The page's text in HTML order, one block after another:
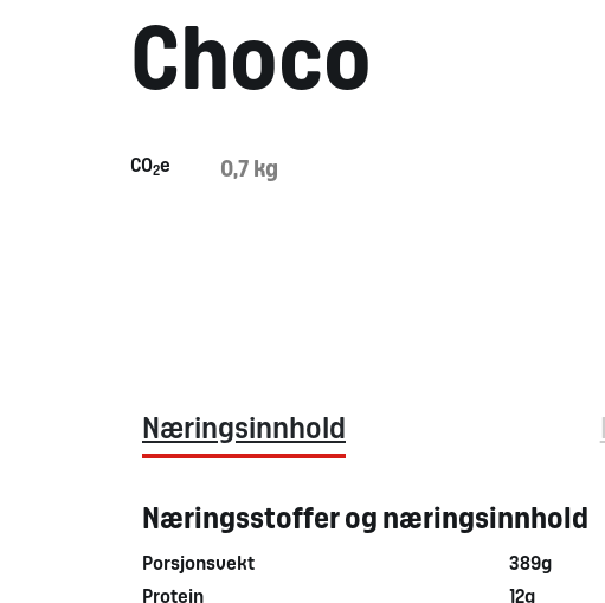
Choco
CO2e 0,7 kg
Næringsinnhold
Næringsstoffer og næringsinnhold
Porsjonsvekt
389g
Protein
12g